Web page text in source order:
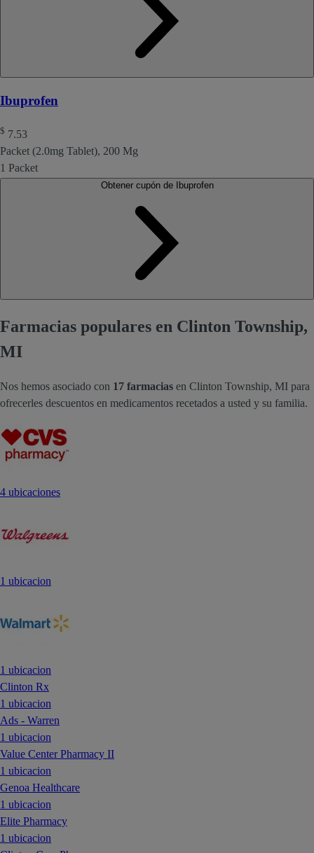
Ibuprofen
$ 7.53
Packet (2.0mg Tablet), 200 Mg
1 Packet
Obtener cupón de Ibuprofen
Farmacias populares en Clinton Township,
MI
Nos hemos asociado con 17 farmacias en Clinton Township, MI para
ofrecerles descuentos en medicamentos recetados a usted y su familia.
4 ubicaciones
1 ubicacion
1 ubicacion
Clinton Rx
1 ubicacion
Ads - Warren
1 ubicacion
Value Center Pharmacy II
1 ubicacion
Genoa Healthcare
1 ubicacion
Elite Pharmacy
1 ubicacion